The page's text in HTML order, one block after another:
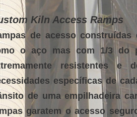
Kiln Access Ramps
de acesso
o aço mas com 1/3 do
resistentes e
específicas de
de uma empilhadeira
garatem o acesso